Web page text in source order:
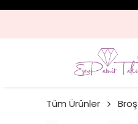
Tüm Ürünler Broş